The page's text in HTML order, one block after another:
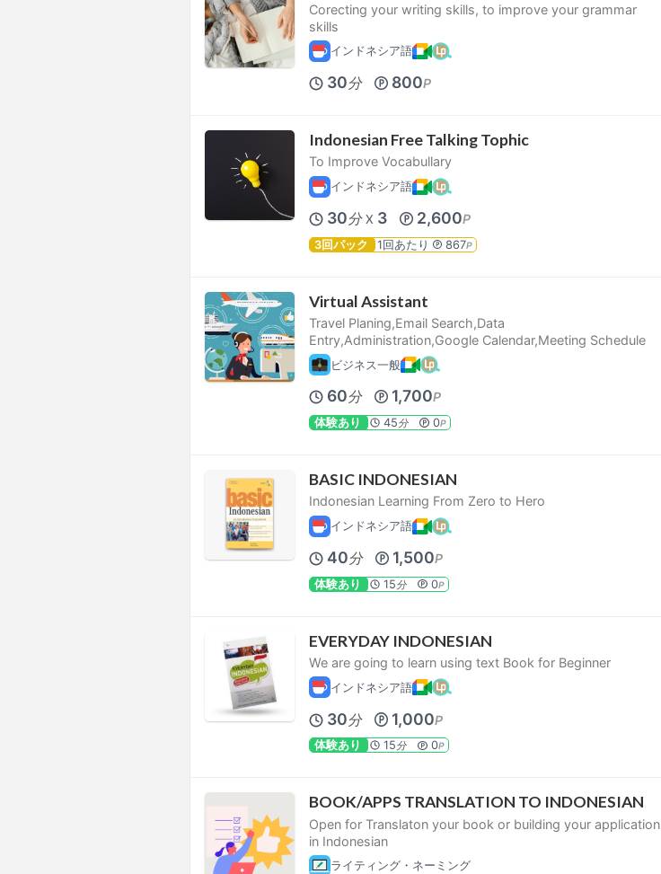
Corecting your writing skills, to improve your grammar
skills
インドネシア語
30分 800P
Indonesian Free Talking Tophic
To Improve Vocabullary
インドネシア語
30分 X 3 2,600P
3回パック 1回あたり 867P
Virtual Assistant
Travel Planing,Email Search,Data
Entry,Administration,Google Calendar,Meeting Schedule
ビジネス一般
60分 1,700P
体験あり 45分 0P
BASIC INDONESIAN
Indonesian Learning From Zero to Hero
インドネシア語
40分 1,500P
体験あり 15分 0P
EVERYDAY INDONESIAN
We are going to learn using text Book for Beginner
インドネシア語
30分 1,000P
体験あり 15分 0P
BOOK/APPS TRANSLATION TO INDONESIAN
Open for Translaton your book or building your application
in Indonesian
ライティング・ネーミング